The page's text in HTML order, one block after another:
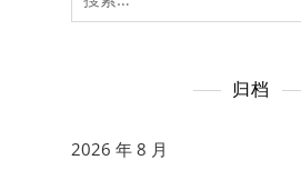
索：
归档
2026 年 8 月